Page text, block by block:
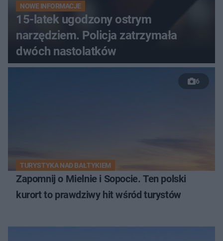
NOWE INFORMACJE
15-latek ugodzony ostrym
narzędziem. Policja zatrzymała
dwóch nastolatków
6
TURYSTYKA NAD BAŁTYKIEM
Zapomnij o Mielnie i Sopocie. Ten polski
kurort to prawdziwy hit wśród turystów